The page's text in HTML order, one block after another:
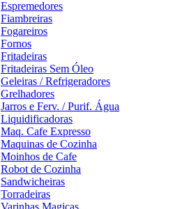
Espremedores
Fiambreiras
Fogareiros
Fornos
Fritadeiras
Fritadeiras Sem Óleo
Geleiras / Refrigeradores
Grelhadores
Jarros e Ferv. / Purif. Água
Liquidificadoras
Maq. Cafe Expresso
Maquinas de Cozinha
Moinhos de Cafe
Robot de Cozinha
Sandwicheiras
Torradeiras
Varinhas Magicas